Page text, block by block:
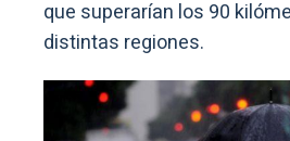
que superarían los 90
distintas regiones.